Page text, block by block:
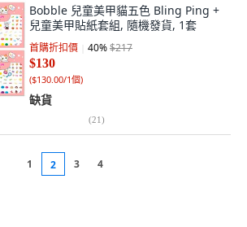
Bobble 兒童美甲貓五色 Bling Ping +
兒童美甲貼紙套組, 隨機發貨, 1套
首購折扣價 40%$217
$130
($130.00/1個)
缺貨
(21)
1 2 3 4